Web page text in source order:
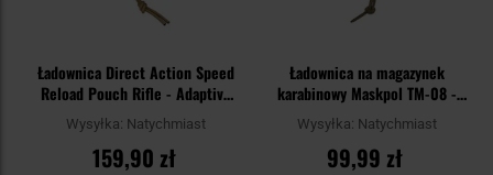
Ładownica Direct Action Speed
Reload Pouch Rifle - Adaptive
Green
Wysyłka: Natychmiast
159,90 zł
Ładownica na magazynek
karabinowy Maskpol TM-08 -
Ranger Green
Wysyłka: Natychmiast
99,99 zł